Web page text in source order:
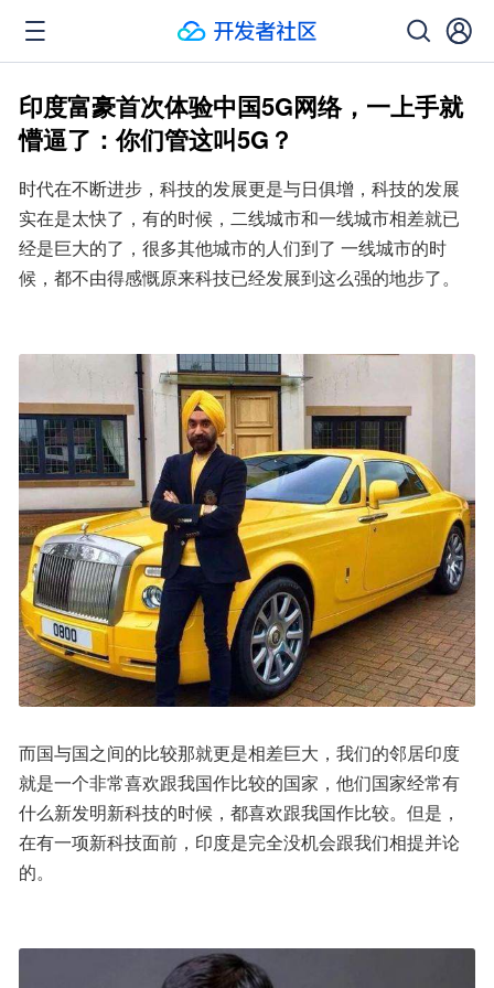
印度富豪首次体验中国5G网络，一上手就
懵逼了：你们管这叫5G？
时代在不断进步，科技的发展更是与日俱增，科技的发展
实在是太快了，有的时候，二线城市和一线城市相差就已
经是巨大的了，很多其他城市的人们到了 一线城市的时
候，都不由得感慨原来科技已经发展到这么强的地步了。
而国与国之间的比较那就更是相差巨大，我们的邻居印度
就是一个非常喜欢跟我国作比较的国家，他们国家经常有
什么新发明新科技的时候，都喜欢跟我国作比较。但是，
在有一项新科技面前，印度是完全没机会跟我们相提并论
的。